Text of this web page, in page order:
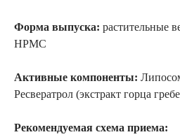
Форма выпуска: растительные
HPMC
Активные компоненты:
Ресвератрол (экстракт горца
Рекомендуемая схема приема: